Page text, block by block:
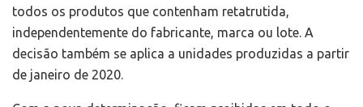
todos os produtos que contenham retatrutida,
independentemente do fabricante, marca ou lote. A
decisão também se aplica a unidades produzidas a partir
de janeiro de 2020.